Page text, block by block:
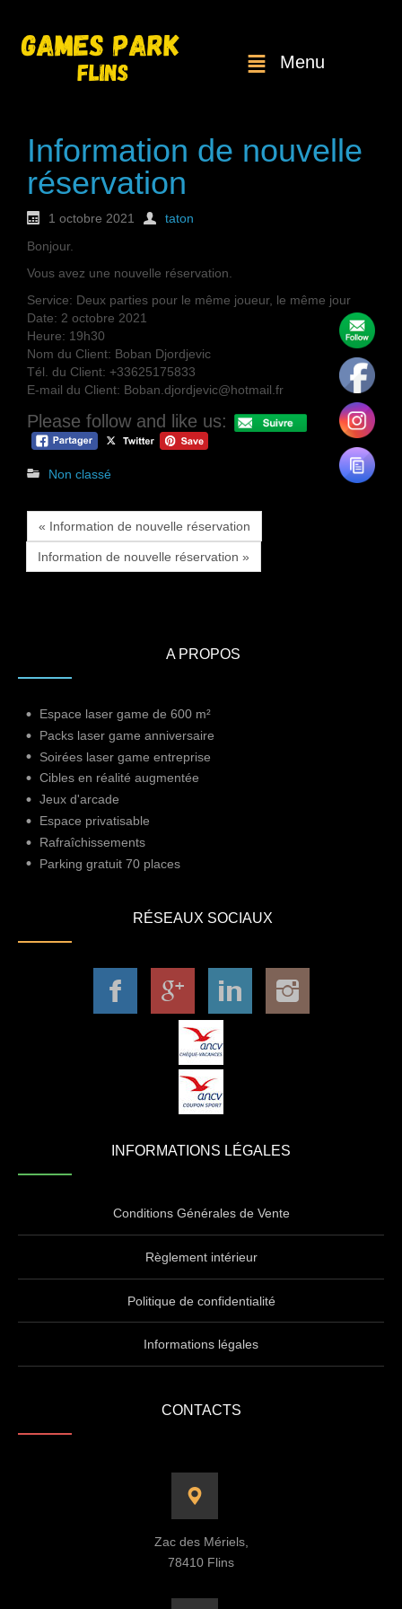
Menu
Information de nouvelle
réservation
1 octobre 2021
taton
Bonjour.
Vous avez une nouvelle réservation.
Service: Deux parties pour le même joueur, le même jour
Date: 2 octobre 2021
Heure: 19h30
Nom du Client: Boban Djordjevic
Tél. du Client: +33625175833
E-mail du Client: Boban.djordjevic@hotmail.fr
Please follow and like us:
Non classé
« Information de nouvelle réservation
Information de nouvelle réservation »
A PROPOS
Espace laser game de 600 m²
Packs laser game anniversaire
Soirées laser game entreprise
Cibles en réalité augmentée
Jeux d'arcade
Espace privatisable
Rafraîchissements
Parking gratuit 70 places
RÉSEAUX SOCIAUX
INFORMATIONS LÉGALES
Conditions Générales de Vente
Règlement intérieur
Politique de confidentialité
Informations légales
CONTACTS
Zac des Mériels,
78410 Flins